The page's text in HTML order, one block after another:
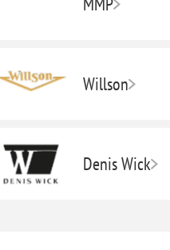
Willson
Denis Wick